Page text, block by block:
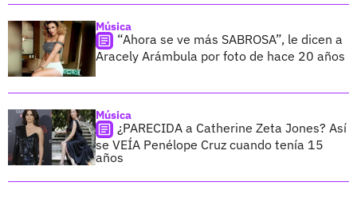
Música
“Ahora se ve más SABROSA”, le dicen a
Aracely Arámbula por foto de hace 20 años
Música
¿PARECIDA a Catherine Zeta Jones? Así
se VEÍA Penélope Cruz cuando tenía 15
años